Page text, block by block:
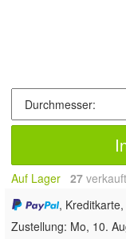
Auf Lager 27 verkauft
,
Zustellung: Mo, 10.